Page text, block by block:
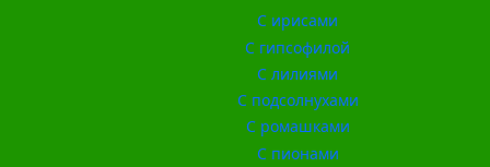
С ирисами
С гипсофилой
С лилиями
С подсолнухами
С ромашками
С пионами